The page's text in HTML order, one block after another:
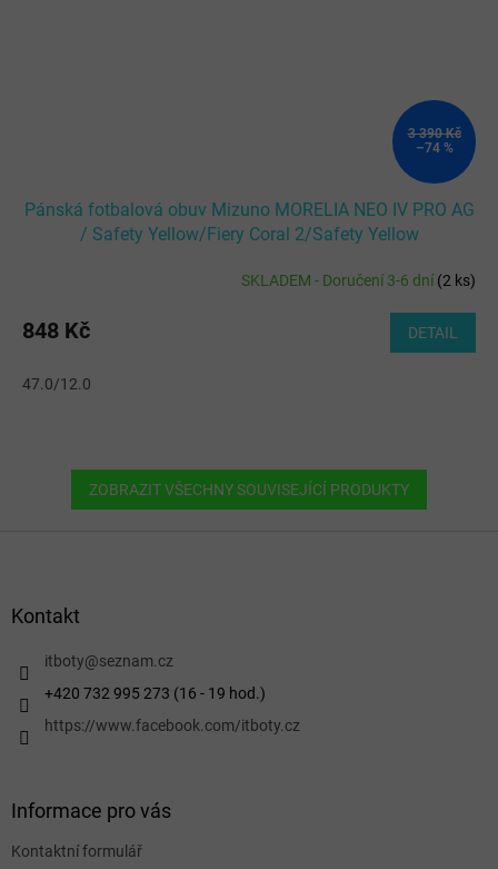
3 390 Kč
–74 %
Pánská fotbalová obuv Mizuno MORELIA NEO IV PRO AG
/ Safety Yellow/Fiery Coral 2/Safety Yellow
SKLADEM - Doručení 3-6 dní(2 ks)
848 Kč DETAIL
47.0/12.0
ZOBRAZIT VŠECHNY SOUVISEJÍCÍ PRODUKTY
Kontakt
itboty@seznam.cz
+420 732 995 273 (16 - 19 hod.)
https://www.facebook.com/itboty.cz
Informace pro vás
Kontaktní formulář